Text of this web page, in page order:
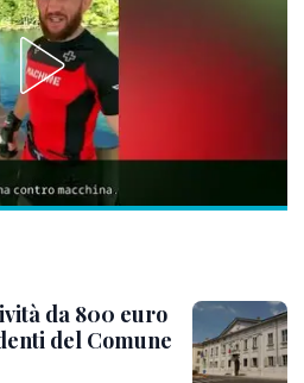
da 800 euro
del Comune